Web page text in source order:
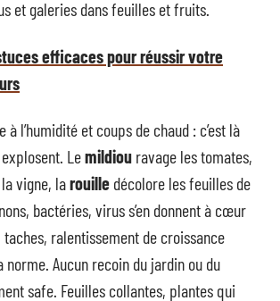
et galeries dans feuilles et fruits.
efficaces pour réussir votre
l’humidité et coups de chaud : c’est là
Lemildiou ravage les tomates,
vigne, larouille décolore les feuilles de
bactéries, virus s’en donnent à cœur
ralentissement de croissance
norme. Aucun recoin du jardin ou du
safe. Feuilles collantes, plantes qui